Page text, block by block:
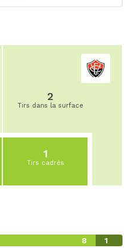
2
Tirs dans la surface
1
Tirs cadrés
8 1